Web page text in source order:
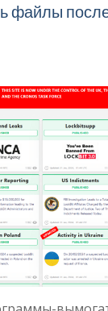
файлы